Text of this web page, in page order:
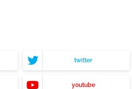
twitter
youtube